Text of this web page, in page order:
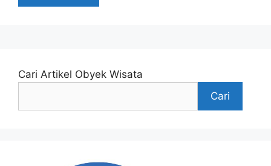
Cari Artikel Obyek Wisata
Cari